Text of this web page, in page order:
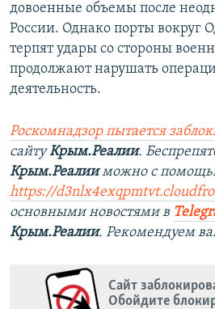
довоенные объемы после
России. Однако порты вокруг
терпят удары со стороны
продолжают нарушать
деятельность.
Роскомнадзор пытается
сайтуКрым.Реалии.
Крым.Реалииможно с
https://
основными новостями в
Крым.Реалии. Рекомендуем
Сайт
Обойдите